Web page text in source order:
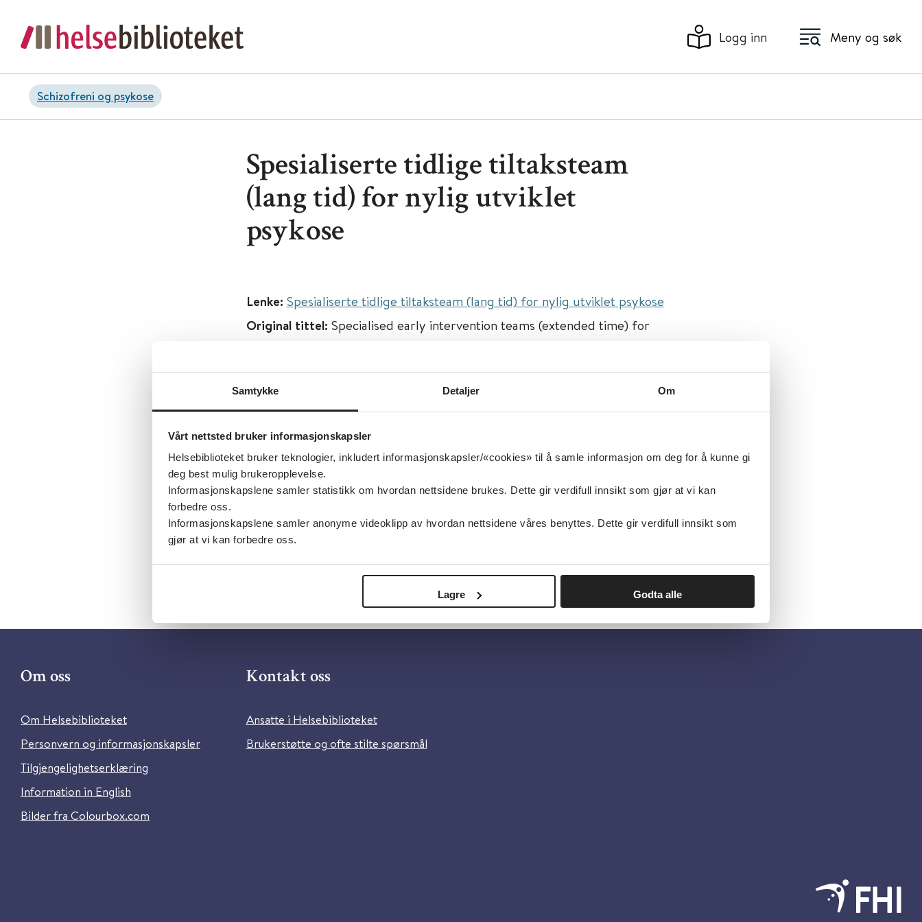
Samtykke Detaljer Om
Vårt nettsted bruker informasjonskapsler
Helsebiblioteket bruker teknologier, inkludert informasjonskapsler/«cookies» til å samle informasjon om deg for å kunne gi
deg best mulig brukeropplevelse.
Informasjonskapslene samler statistikk om hvordan nettsidene brukes. Dette gir verdifull innsikt som gjør at vi kan
forbedre oss.
Informasjonskapslene samler anonyme videoklipp av hvordan nettsidene våres benyttes. Dette gir verdifull innsikt som
gjør at vi kan forbedre oss.
Lagre Godta alle
Logg inn Meny og søk
Schizofreni og psykose
Spesialiserte tidlige tiltaksteam
(lang tid) for nylig utviklet
psykose
Lenke: Spesialiserte tidlige tiltaksteam (lang tid) for nylig utviklet psykose
Original tittel: Specialised early intervention teams (extended time) for
Først publisert:01.12.2020
Sist faglig oppdatert:
Tema:Schizofreni og psykose
Emner:Schizofreni og psykose
Dokumenttype: Oppsummert forskning
Utgiver:Cochrane Library
Om oss
Om Helsebiblioteket
Personvern og informasjonskapsler
Tilgjengelighetserklæring
Information in English
Bilder fra Colourbox.com
Kontakt oss
Ansatte i Helsebiblioteket
Brukerstøtte og ofte stilte spørsmål